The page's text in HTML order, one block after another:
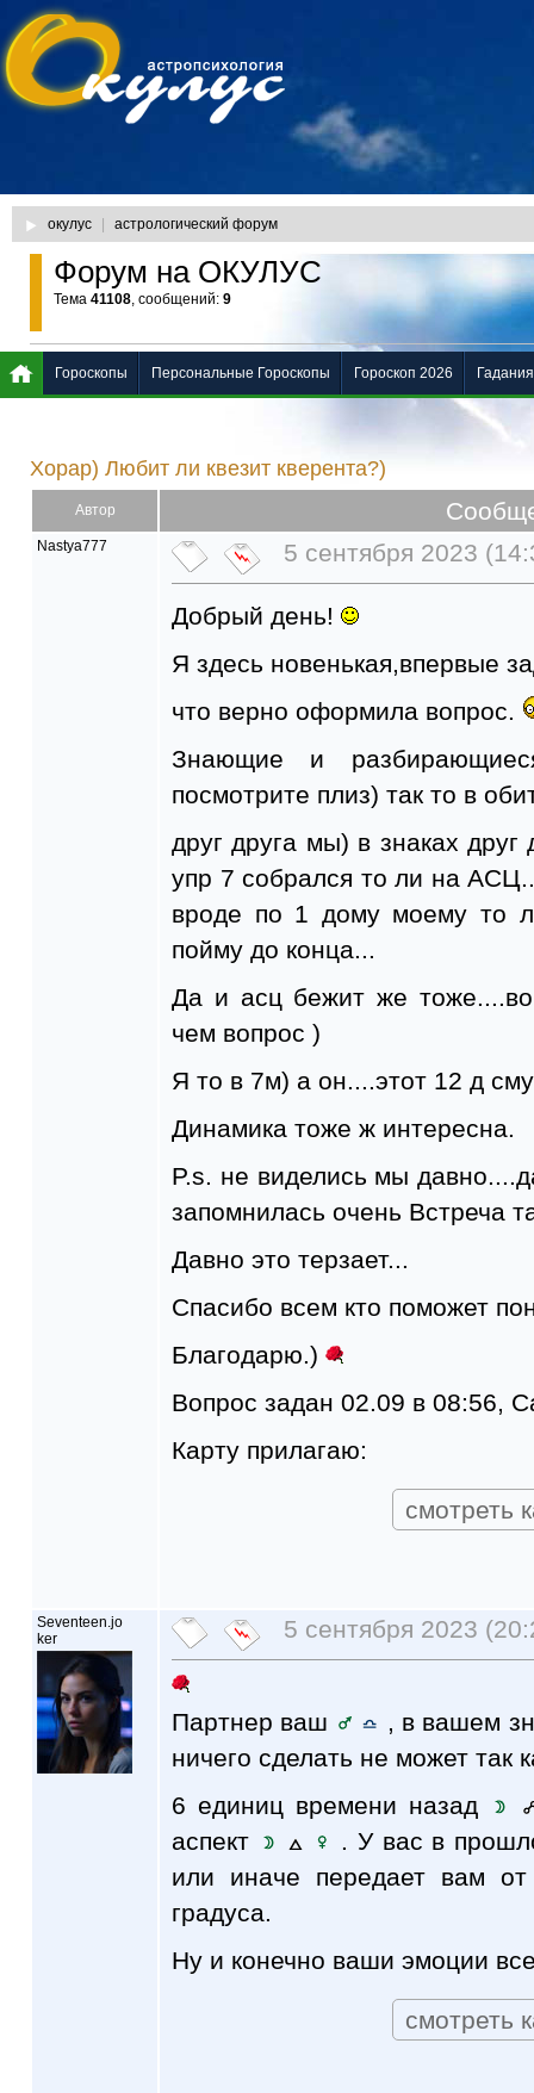
окулус астрологический форум
Форум на ОКУЛУС
Тема 41108, сообщений: 9
Хорар) Любит ли квезит кверента?)
Автор
Nastya777 5 сентября 2023
Добрый день!
Я здесь новенькая,впервые
что верно оформила вопрос.
Знающие и
посмотрите плиз) так то в
друг друга мы) в знаках
упр 7 собрался то ли на
вроде по 1 дому моему то
пойму до конца...
Да и асц бежит же
чем вопрос )
Я то в 7м) а он....этот 12 д
Динамика тоже ж интересна.
P.s. не виделись мы
запомнилась очень Встреча
Давно это терзает...
Спасибо всем кто поможет
Благодарю.)
Вопрос задан 02.09 в 08:56,
Карту прилагаю:
смотреть
Seventeen.jo
ker
5 сентября 2023
Партнер ваш
, в вашем
ничего сделать не может так
6 единиц времени назад
аспект
. У вас в
или иначе передает вам
градуса.
Ну и конечно ваши эмоции
смотреть
Гороскопы Персональные Гороскопы Гороскоп 2026 Гадания